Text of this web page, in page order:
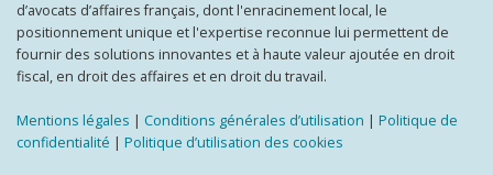
d’avocats d’affaires français, dont l'enracinement local, le
positionnement unique et l'expertise reconnue lui permettent de
fournir des solutions innovantes et à haute valeur ajoutée en droit
fiscal, en droit des affaires et en droit du travail.
Mentions légales | Conditions générales d’utilisation | Politique de
confidentialité | Politique d’utilisation des cookies